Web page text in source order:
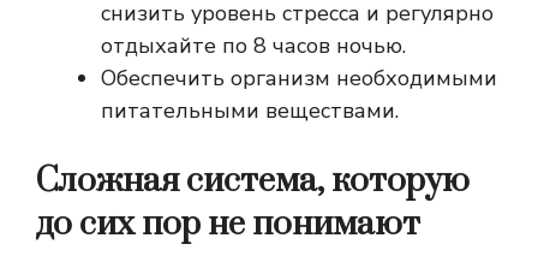
снизить уровень стресса и регулярно
отдыхайте по 8 часов ночью.
Обеспечить организм необходимыми
питательными веществами.
Сложная система, которую
до сих пор не понимают